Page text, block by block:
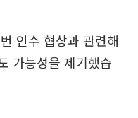
인수 협상과 관련해
가능성을 제기했습